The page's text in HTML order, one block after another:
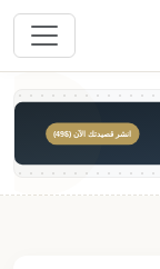
انشر قصيدتك الآن ($49)